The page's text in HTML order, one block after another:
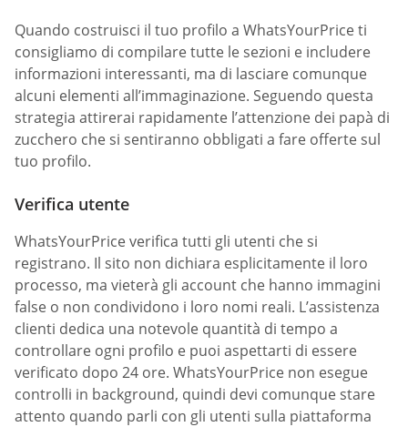
Quando costruisci il tuo profilo a WhatsYourPrice ti
consigliamo di compilare tutte le sezioni e includere
informazioni interessanti, ma di lasciare comunque
alcuni elementi all’immaginazione. Seguendo questa
strategia attirerai rapidamente l’attenzione dei papà di
zucchero che si sentiranno obbligati a fare offerte sul
tuo profilo.
Verifica utente
WhatsYourPrice verifica tutti gli utenti che si
registrano. Il sito non dichiara esplicitamente il loro
processo, ma vieterà gli account che hanno immagini
false o non condividono i loro nomi reali. L’assistenza
clienti dedica una notevole quantità di tempo a
controllare ogni profilo e puoi aspettarti di essere
verificato dopo 24 ore. WhatsYourPrice non esegue
controlli in background, quindi devi comunque stare
attento quando parli con gli utenti sulla piattaforma